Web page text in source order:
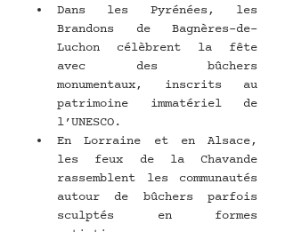
Dans les Pyrénées, les
Brandons de Bagnères-de-
Luchon célèbrent la fête
avec des bûchers
monumentaux, inscrits au
patrimoine immatériel de
l’UNESCO.
En Lorraine et en Alsace,
les feux de la Chavande
rassemblent les communautés
autour de bûchers parfois
sculptés en formes